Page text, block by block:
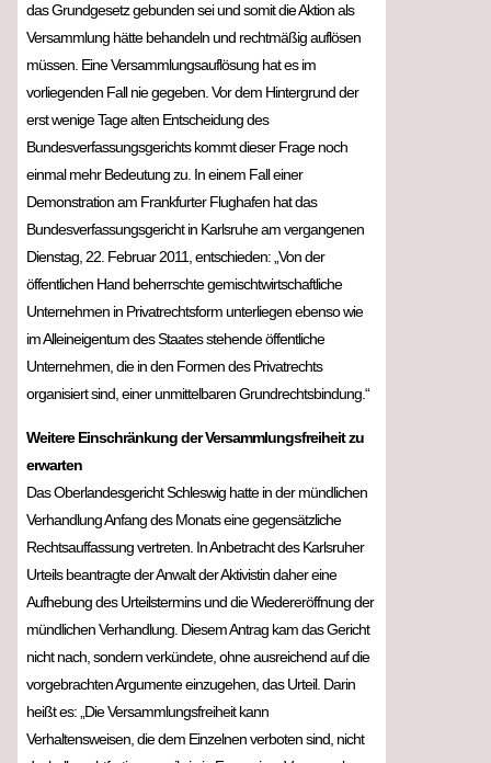
das Grundgesetz gebunden sei und somit die Aktion als
Versammlung hätte behandeln und rechtmäßig auflösen
müssen. Eine Versammlungsauflösung hat es im
vorliegenden Fall nie gegeben. Vor dem Hintergrund der
erst wenige Tage alten Entscheidung des
Bundesverfassungsgerichts kommt dieser Frage noch
einmal mehr Bedeutung zu. In einem Fall einer
Demonstration am Frankfurter Flughafen hat das
Bundesverfassungsgericht in Karlsruhe am vergangenen
Dienstag, 22. Februar 2011, entschieden: „Von der
öffentlichen Hand beherrschte gemischtwirtschaftliche
Unternehmen in Privatrechtsform unterliegen ebenso wie
im Alleineigentum des Staates stehende öffentliche
Unternehmen, die in den Formen des Privatrechts
organisiert sind, einer unmittelbaren Grundrechtsbindung.“
Weitere Einschränkung der Versammlungsfreiheit zu
erwarten
Das Oberlandesgericht Schleswig hatte in der mündlichen
Verhandlung Anfang des Monats eine gegensätzliche
Rechtsauffassung vertreten. In Anbetracht des Karlsruher
Urteils beantragte der Anwalt der Aktivistin daher eine
Aufhebung des Urteilstermins und die Wiedereröffnung der
mündlichen Verhandlung. Diesem Antrag kam das Gericht
nicht nach, sondern verkündete, ohne ausreichend auf die
vorgebrachten Argumente einzugehen, das Urteil. Darin
heißt es: „Die Versammlungsfreiheit kann
Verhaltensweisen, die dem Einzelnen verboten sind, nicht